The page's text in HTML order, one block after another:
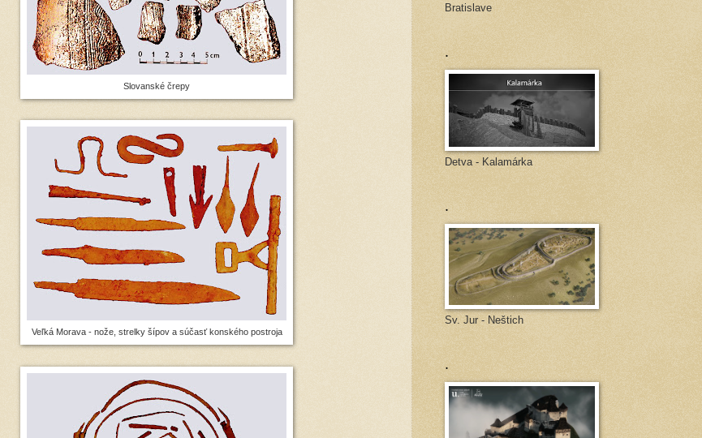
Slovanské črepy
Veľká Morava - nože, strelky šípov a súčasť konského postroja
Bratislave
.
Detva - Kalamárka
.
Sv. Jur - Neštich
.